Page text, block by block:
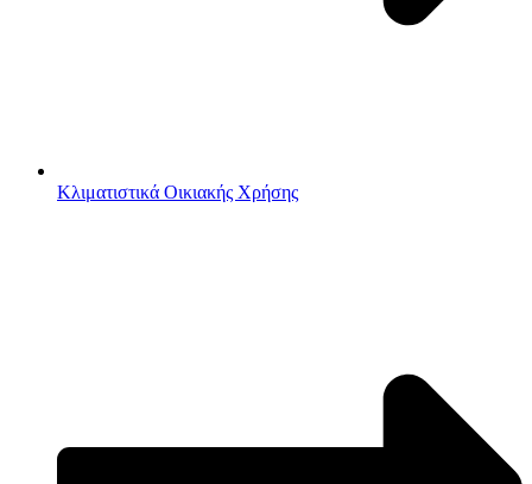
Κλιματιστικά Οικιακής Χρήσης